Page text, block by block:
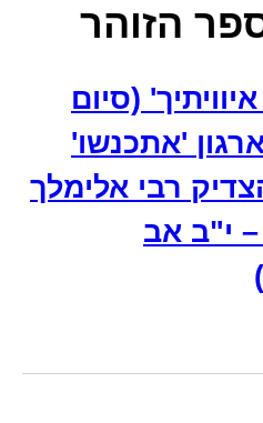
הזוהר
(סיום
'אתכנשו'
רבי אלימלך
י"ב אב